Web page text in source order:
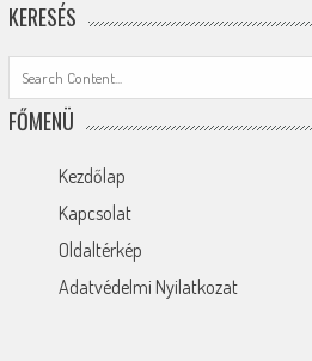
KERESÉS
FŐMENÜ
Kezdőlap
Kapcsolat
Oldaltérkép
Adatvédelmi Nyilatkozat